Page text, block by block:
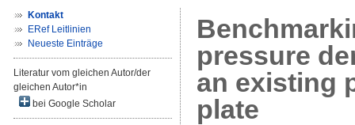
Kontakt
ERef Leitlinien
Neueste Einträge
Literatur vom gleichen Autor/der
gleichen Autor*in
bei Google Scholar
pressure
an existing
plate